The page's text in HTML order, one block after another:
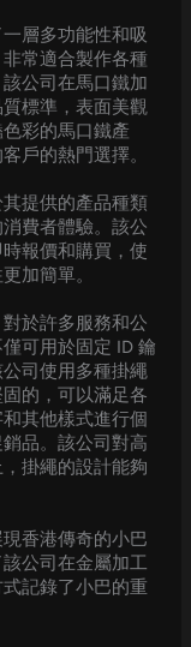
層多功能性和吸
常適合製作各種
公司在馬口鐵加
標準，表面美觀
彩的馬口鐵產
戶的熱門選擇。
提供的產品種類
費者體驗。該公
報價和購買，使
加簡單。
於許多服務和公
可用於固定 ID 鑰
司使用多種掛繩
的，可以滿足各
其他樣式進行個
品。該公司對高
掛繩的設計能夠
香港傳奇的小巴
公司在金屬加工
記錄了小巴的重